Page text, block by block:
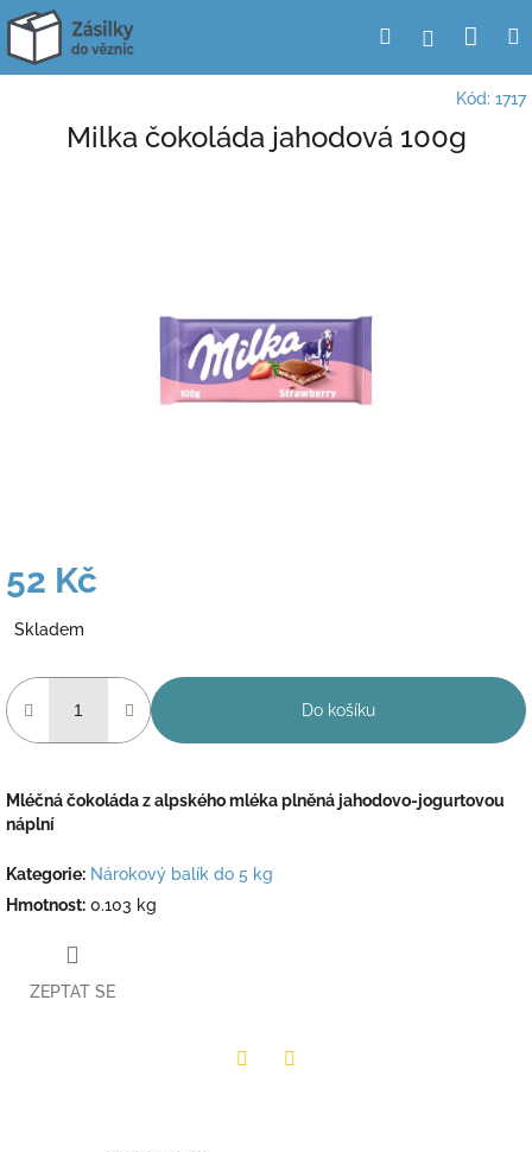
Přejít
obsah
HledatPřihlášení
Kód: 1717
Milka čokoláda jahodová 100g
52 Kč
cena:
Skladem
Do košíku
Mléčná čokoláda z alpského mléka plněná jahodovo-jogurtovou
náplní
Kategorie: Nárokový balík do 5 kg
Hmotnost: 0.103 kg
ZEPTAT SE